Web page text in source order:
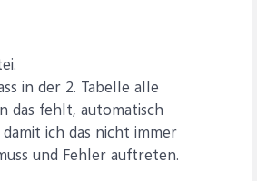
in der 2. Tabelle alle
das fehlt, automatisch
ich das nicht immer
und Fehler auftreten.